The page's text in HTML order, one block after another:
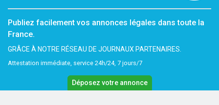
Publiez facilement vos annonces légales dans toute la
France.
GRÂCE À NOTRE RÉSEAU DE JOURNAUX PARTENAIRES.
Attestation immédiate, service 24h/24, 7 jours/7
Déposez votre annonce